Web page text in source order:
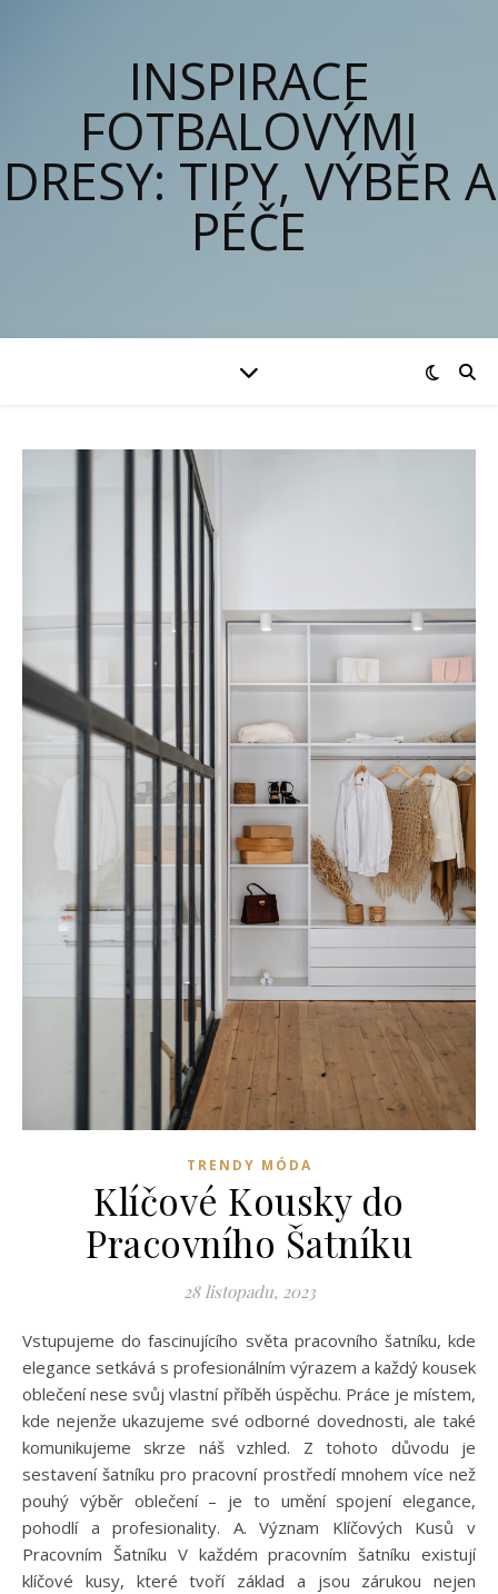
INSPIRACE
FOTBALOVÝMI
DRESY: TIPY, VÝBĚR A
PÉČE
TRENDY MÓDA
Klíčové Kousky do
Pracovního Šatníku
28 listopadu, 2023
Vstupujeme do fascinujícího světa pracovního šatníku, kde
elegance setkává s profesionálním výrazem a každý kousek
oblečení nese svůj vlastní příběh úspěchu. Práce je místem,
kde nejenže ukazujeme své odborné dovednosti, ale také
komunikujeme skrze náš vzhled. Z tohoto důvodu je
sestavení šatníku pro pracovní prostředí mnohem více než
pouhý výběr oblečení – je to umění spojení elegance,
pohodlí a profesionality. A. Význam Klíčových Kusů v
Pracovním Šatníku V každém pracovním šatníku existují
klíčové kusy, které tvoří základ a jsou zárukou nejen